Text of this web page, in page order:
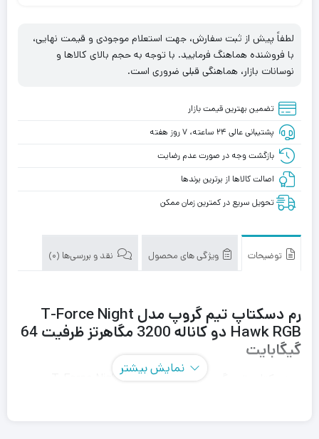
لطفاً پیش از ثبت سفارش، جهت استعلام موجودی و قیمت نهایی،
با فروشنده هماهنگ فرمایید. با توجه به حجم بالای کالاها و
نوسانات بازار، هماهنگی قبلی ضروری است.
تضمین بهترین قیمت بازار
پشتیبانی عالی ۲۴ ساعته، ۷ روز هفته
بازگشت وجه در صورت عدم رضایت
اصالت کالاها از برترین برندها
تحویل سریع در کمترین زمان ممکن
توضیحات ویژگی های محصول نقد و بررسی‌ها (0)
رم دسکتاپ تیم گروپ مدل T-Force Night
Hawk RGB دو کاناله 3200 مگاهرتز ظرفیت 64
گیگابایت
نمایش بیشتر